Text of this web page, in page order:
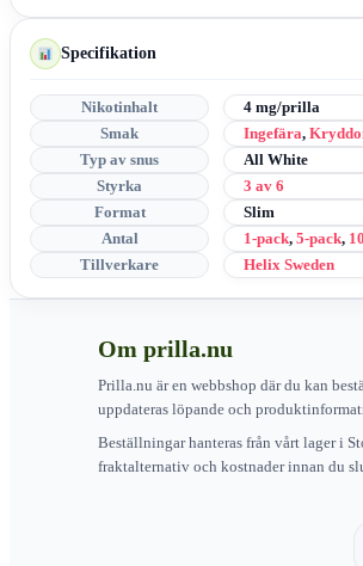
Specifikation
Nikotinhalt
4 mg/prilla
Smak
Ingefära,
Typ av snus
All White
Styrka
3 av 6
Format
Slim
Antal
1-pack, 5-pack,
Tillverkare
Helix Sweden
Om prilla.nu
Prilla.nu är en webbshop där du kan
uppdateras löpande och
Beställningar hanteras från vårt lager i
fraktalternativ och kostnader innan du